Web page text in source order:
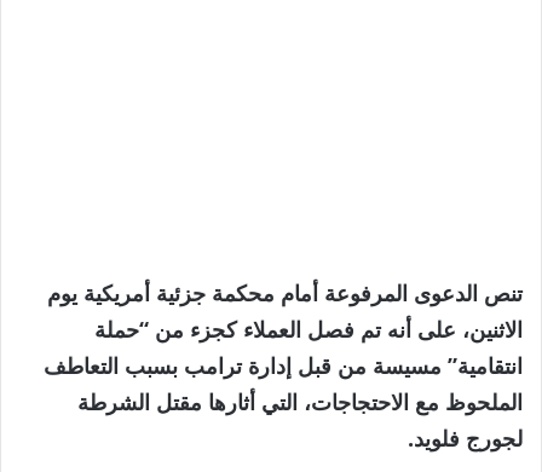
تنص الدعوى المرفوعة أمام محكمة جزئية أمريكية يوم
الاثنين، على أنه تم فصل العملاء كجزء من “حملة
انتقامية” مسيسة من قبل إدارة ترامب بسبب التعاطف
الملحوظ مع الاحتجاجات، التي أثارها مقتل الشرطة
لجورج فلويد.